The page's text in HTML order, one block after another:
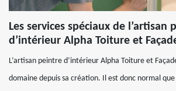
Les services spéciaux de l’artisan
d’intérieur Alpha Toiture et
L’artisan peintre d’intérieur Alpha Toiture et
domaine depuis sa création. Il est donc normal